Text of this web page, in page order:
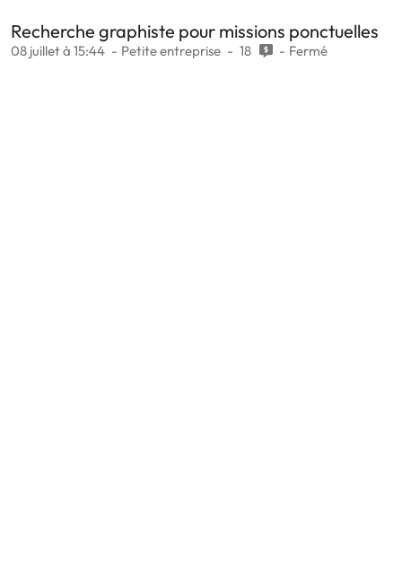
Recherche graphiste pour missions ponctuelles
08 juillet à 15:44 Petite entreprise 18 Fermé